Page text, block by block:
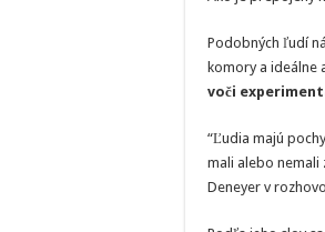
Podobných ľudí
komory a ideálne
voči
“Ľudia majú
mali alebo nemali
Deneyer v